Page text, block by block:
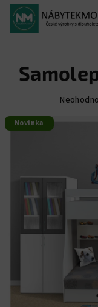
Přejít
obsah
Průměrné
Novinka